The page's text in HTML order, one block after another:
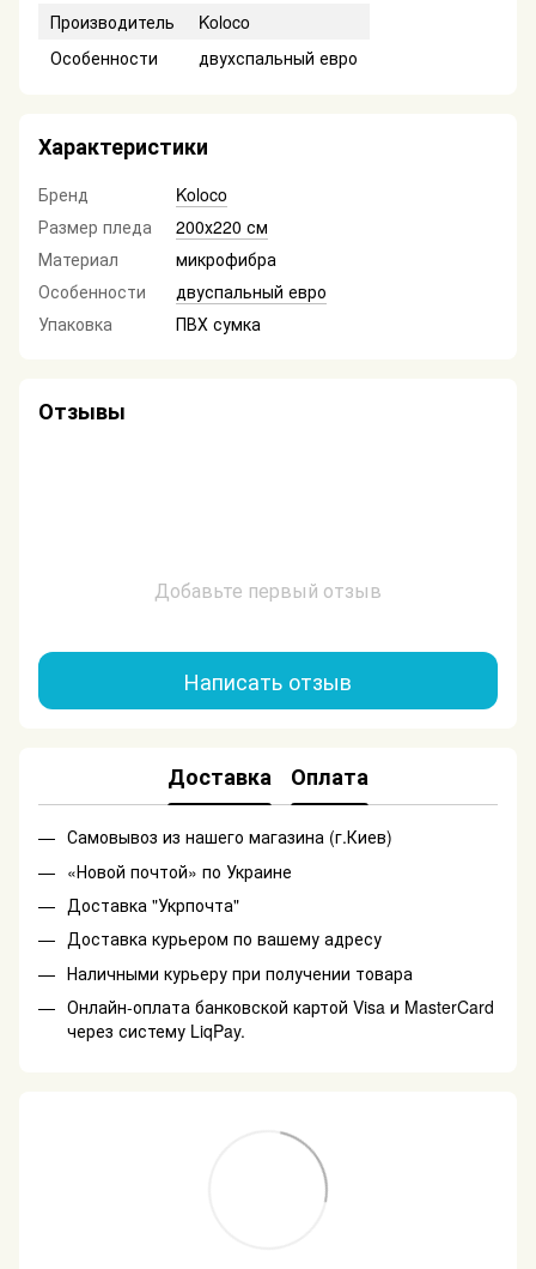
Производитель
Koloco
Особенности
двухспальный евро
Характеристики
Бренд
Koloco
Размер пледа
200х220 см
Материал
микрофибра
Особенности
двуспальный евро
Упаковка
ПВХ сумка
Отзывы
Добавьте первый отзыв
Написать отзыв
Доставка Оплата
Самовывоз из нашего магазина (г.Киев)
«Новой почтой» по Украине
Доставка "Укрпочта"
Доставка курьером по вашему адресу
Наличными курьеру при получении товара
Онлайн-оплата банковской картой Visa и MasterCard
через систему LiqPay.